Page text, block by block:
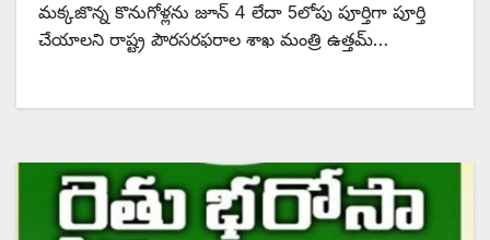
మక్కజొన్న కొనుగోళ్లను జూన్ 4 లేదా 5లోపు పూర్తిగా పూర్తి
చేయాలని రాష్ట్ర పౌరసరఫరాల శాఖ మంత్రి ఉత్తమ్…